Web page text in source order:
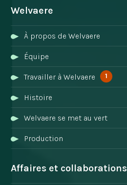
Welvaere
À propos de Welvaere
Équipe
Travailler à Welvaere 1
Histoire
Welvaere se met au vert
Production
Affaires et collaborations